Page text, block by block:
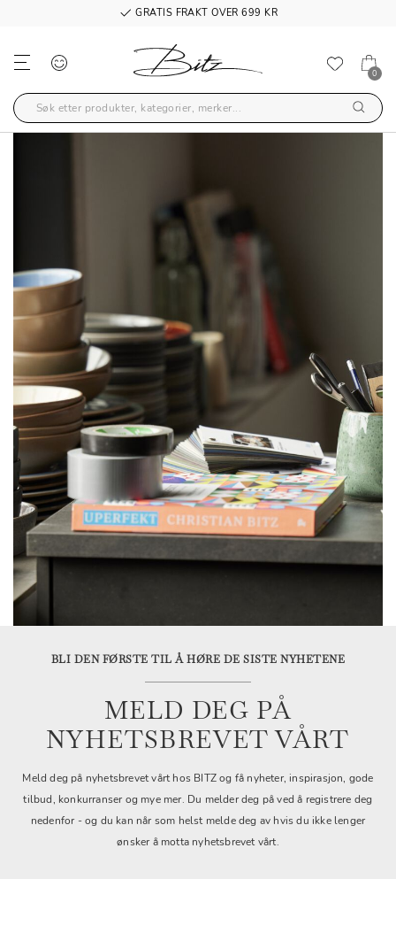
GRATIS FRAKT OVER 699 KR
0
BLI DEN FØRSTE TIL Å HØRE DE SISTE NYHETENE
MELD DEG PÅ
NYHETSBREVET VÅRT
Meld deg på nyhetsbrevet vårt hos BITZ og få nyheter, inspirasjon, gode
tilbud, konkurranser og mye mer. Du melder deg på ved å registrere deg
nedenfor - og du kan når som helst melde deg av hvis du ikke lenger
ønsker å motta nyhetsbrevet vårt.